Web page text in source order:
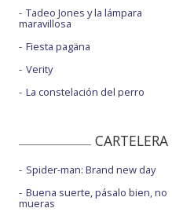
Tadeo Jones y la lámpara
maravillosa
Fiesta pagäna
Verity
La constelación del perro
Spider-man: Brand new day
Buena suerte, pásalo bien, no
mueras